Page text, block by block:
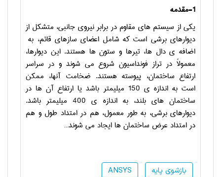
1-مقدمه
یکی از سیستم­ های مقاوم در برابر نیروی جانبی، متشکل از
دیوارهای برشی است که شامل اعضای سازه­ای قائم، به
اضافه ­ی دال­ ها، تیرها و ستون­ ها هستند. این دیوارها،
معمولاً در تراز فونداسیون شروع می ­شوند و در سراسر
ارتفاع ساختمان، پیوسته هستند. ضخامت آنها، ممکن
است به اندازه ­ی 150 میلیمتر باشد یا ارتفاع آن ها در
ساختمان­ های بلند، به اندازه ­ی 400 میلیمتر باشد.
دیوارهای برشی، به طور معمول، هم در امتداد طول و هم
در امتداد عرض ساختمان­ ها ایجاد می ­شوند…
ANSYS
بازشوی پایه